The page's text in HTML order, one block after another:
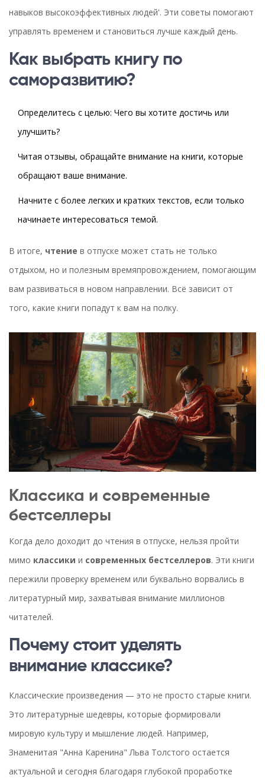
навыков высокоэффективных людей'. Эти советы помогают
управлять временем и становиться лучше каждый день.
Как выбрать книгу по
саморазвитию?
Определитесь с целью: Чего вы хотите достичь или
улучшить?
Читая отзывы, обращайте внимание на книги, которые
обращают ваше внимание.
Начните с более легких и кратких текстов, если только
начинаете интересоваться темой.
В итоге, чтение в отпуске может стать не только
отдыхом, но и полезным времяпровождением, помогающим
вам развиваться в новом направлении. Всё зависит от
того, какие книги попадут к вам на полку.
Классика и современные
бестселлеры
Когда дело доходит до чтения в отпуске, нельзя пройти
мимо классики и современных бестселлеров. Эти книги
пережили проверку временем или буквально ворвались в
литературный мир, захватывая внимание миллионов
читателей.
Почему стоит уделять
внимание классике?
Классические произведения — это не просто старые книги.
Это литературные шедевры, которые формировали
мировую культуру и мышление людей. Например,
Знаменитая "Анна Каренина" Льва Толстого остается
актуальной и сегодня благодаря глубокой проработке